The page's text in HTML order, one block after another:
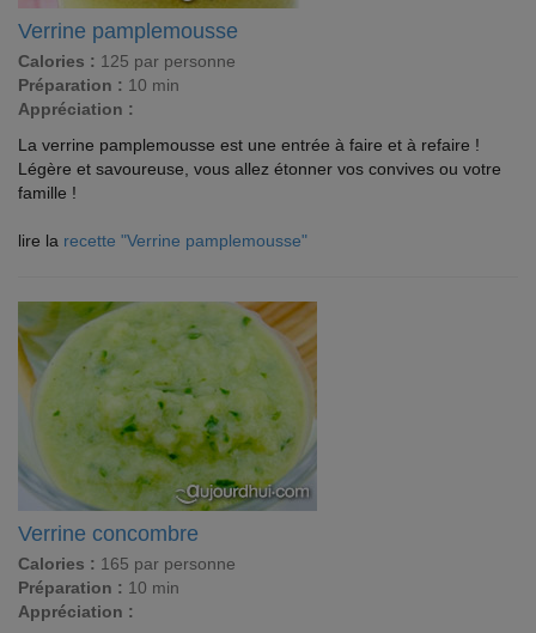
Verrine pamplemousse
Calories : 125 par personne
Préparation : 10 min
Appréciation :
La verrine pamplemousse est une entrée à faire et à refaire !
Légère et savoureuse, vous allez étonner vos convives ou votre
famille !
lire la recette "Verrine pamplemousse"
Verrine concombre
Calories : 165 par personne
Préparation : 10 min
Appréciation :